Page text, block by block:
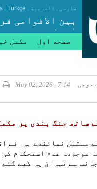
فارسی . العربیة .
Türkçe
.
بین الاقوامی
ایجنسی
صفحه اول مکمل
عمومی
7:14 - May 02, 2026
ساتھ جنگ بندی پر
مستقل نمائندے برائے
موجودہ عدم استحکام کی
سے تہران پر کیے گئے